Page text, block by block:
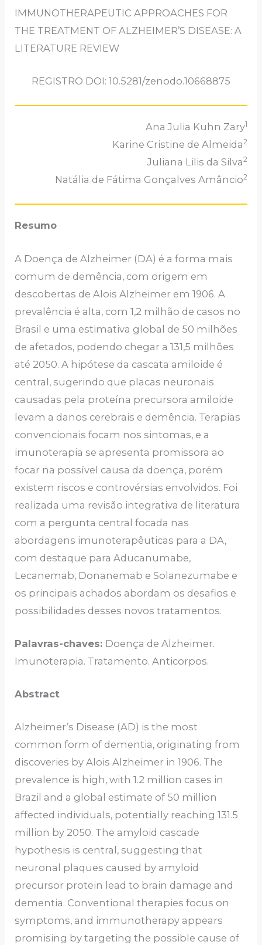
IMMUNOTHERAPEUTIC APPROACHES FOR
THE TREATMENT OF ALZHEIMER’S DISEASE: A
LITERATURE REVIEW
REGISTRO DOI: 10.5281/zenodo.10668875
Ana Julia Kuhn Zary1
Karine Cristine de Almeida2
Juliana Lilis da Silva2
Natália de Fátima Gonçalves Amâncio2
Resumo
A Doença de Alzheimer (DA) é a forma mais
comum de demência, com origem em
descobertas de Alois Alzheimer em 1906. A
prevalência é alta, com 1,2 milhão de casos no
Brasil e uma estimativa global de 50 milhões
de afetados, podendo chegar a 131,5 milhões
até 2050. A hipótese da cascata amiloide é
central, sugerindo que placas neuronais
causadas pela proteína precursora amiloide
levam a danos cerebrais e demência. Terapias
convencionais focam nos sintomas, e a
imunoterapia se apresenta promissora ao
focar na possível causa da doença, porém
existem riscos e controvérsias envolvidos. Foi
realizada uma revisão integrativa de literatura
com a pergunta central focada nas
abordagens imunoterapêuticas para a DA,
com destaque para Aducanumabe,
Lecanemab, Donanemab e Solanezumabe e
os principais achados abordam os desafios e
possibilidades desses novos tratamentos.
Palavras-chaves: Doença de Alzheimer.
Imunoterapia. Tratamento. Anticorpos.
Abstract
Alzheimer’s Disease (AD) is the most
common form of dementia, originating from
discoveries by Alois Alzheimer in 1906. The
prevalence is high, with 1.2 million cases in
Brazil and a global estimate of 50 million
affected individuals, potentially reaching 131.5
million by 2050. The amyloid cascade
hypothesis is central, suggesting that
neuronal plaques caused by amyloid
precursor protein lead to brain damage and
dementia. Conventional therapies focus on
symptoms, and immunotherapy appears
promising by targeting the possible cause of